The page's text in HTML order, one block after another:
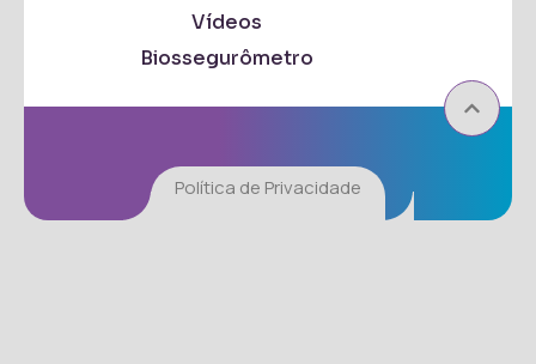
Vídeos
Biossegurômetro
Política de Privacidade